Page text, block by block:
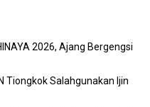
2026, Ajang Bergengsi
Tiongkok Salahgunakan Ijin